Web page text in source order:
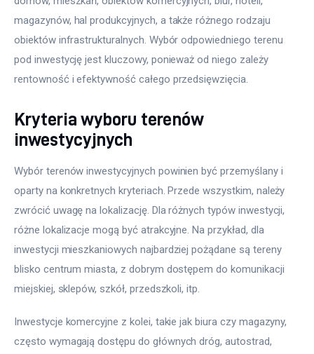
magazynów, hal produkcyjnych, a także różnego rodzaju
obiektów infrastrukturalnych. Wybór odpowiedniego terenu
pod inwestycję jest kluczowy, ponieważ od niego zależy
rentowność i efektywność całego przedsięwzięcia.
Kryteria wyboru terenów
inwestycyjnych
Wybór terenów inwestycyjnych powinien być przemyślany i
oparty na konkretnych kryteriach. Przede wszystkim, należy
zwrócić uwagę na lokalizację. Dla różnych typów inwestycji,
różne lokalizacje mogą być atrakcyjne. Na przykład, dla
inwestycji mieszkaniowych najbardziej pożądane są tereny
blisko centrum miasta, z dobrym dostępem do komunikacji
miejskiej, sklepów, szkół, przedszkoli, itp.
Inwestycje komercyjne z kolei, takie jak biura czy magazyny,
często wymagają dostępu do głównych dróg, autostrad,